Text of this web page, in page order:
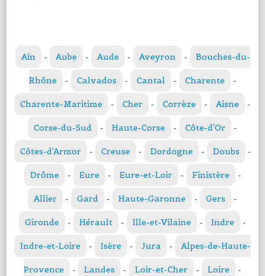
Ain - Aube - Aude - Aveyron - Bouches-du-
Rhône - Calvados - Cantal - Charente -
Charente-Maritime - Cher - Corrèze - Aisne -
Corse-du-Sud - Haute-Corse - Côte-d'Or -
Côtes-d'Armor - Creuse - Dordogne - Doubs -
Drôme - Eure - Eure-et-Loir - Finistère -
Allier - Gard - Haute-Garonne - Gers -
Gironde - Hérault - Ille-et-Vilaine - Indre -
Indre-et-Loire - Isère - Jura - Alpes-de-Haute-
Provence - Landes - Loir-et-Cher - Loire -